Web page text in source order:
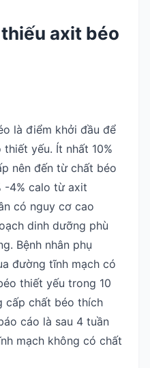
axit béo
là điểm khởi đầu để
yếu. Ít nhất 10%
nên đến từ chất béo
-4% calo từ axit
có nguy cơ cao
dinh dưỡng phù
Bệnh nhân phụ
đường tĩnh mạch có
thiết yếu trong 10
cấp chất béo thích
cáo là sau 4 tuần
mạch không có chất